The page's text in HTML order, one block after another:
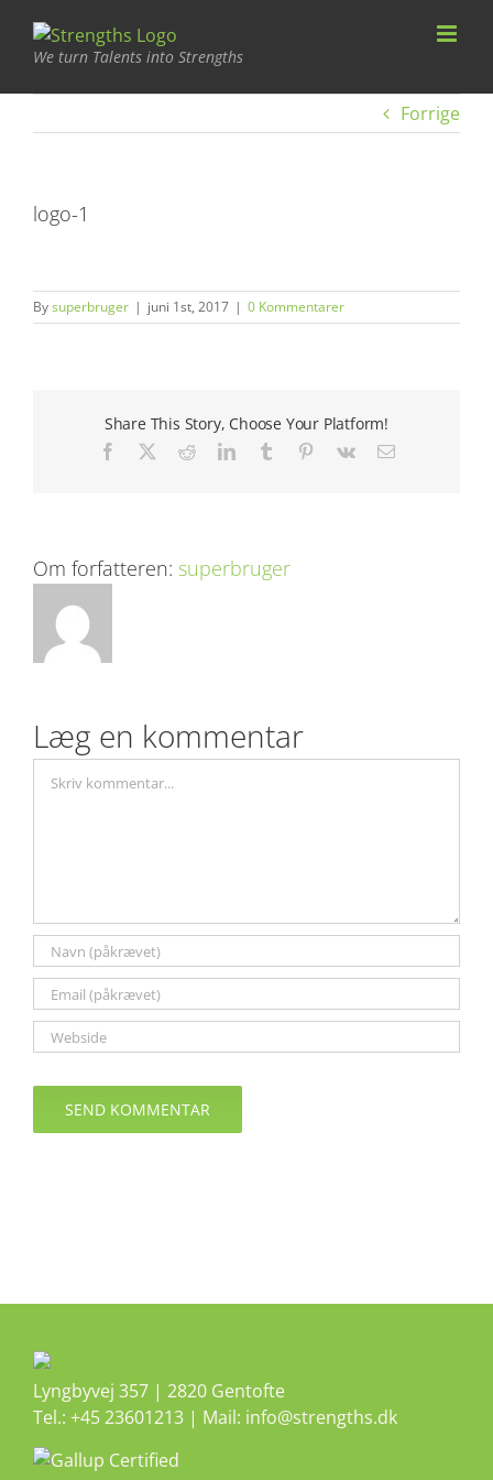
content
Forrige
logo-1
Bysuperbruger | juni 1st, 2017 | 0 Kommentarer
Share This Story, Choose Your Platform!
Facebook RedditLinkedInTumblr Pinterest
Vk
E-
Om forfatteren: superbruger
Læg en kommentar
Lyngbyvej 357 | 2820 Gentofte
Tel.: +45 23601213 | Mail: info@strengths.dk